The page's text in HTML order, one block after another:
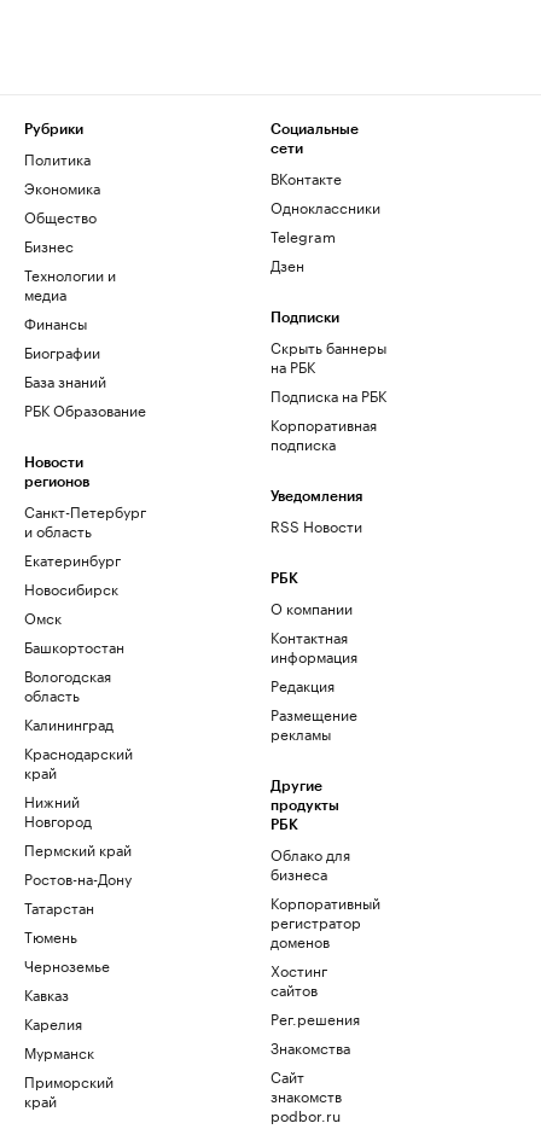
Рубрики
Политика
Экономика
Общество
Бизнес
Технологии и
медиа
Финансы
Биографии
База знаний
РБК Образование
Новости
регионов
Санкт-Петербург
и область
Екатеринбург
Новосибирск
Омск
Башкортостан
Вологодская
область
Калининград
Краснодарский
край
Нижний
Новгород
Пермский край
Ростов-на-Дону
Татарстан
Тюмень
Черноземье
Кавказ
Карелия
Мурманск
Приморский
край
Социальные
сети
ВКонтакте
Одноклассники
Telegram
Дзен
Подписки
Скрыть баннеры
на РБК
Подписка на РБК
Корпоративная
подписка
Уведомления
RSS Новости
РБК
О компании
Контактная
информация
Редакция
Размещение
рекламы
Другие
продукты
РБК
Облако для
бизнеса
Корпоративный
регистратор
доменов
Хостинг
сайтов
Рег.решения
Знакомства
Сайт
знакомств
podbor.ru